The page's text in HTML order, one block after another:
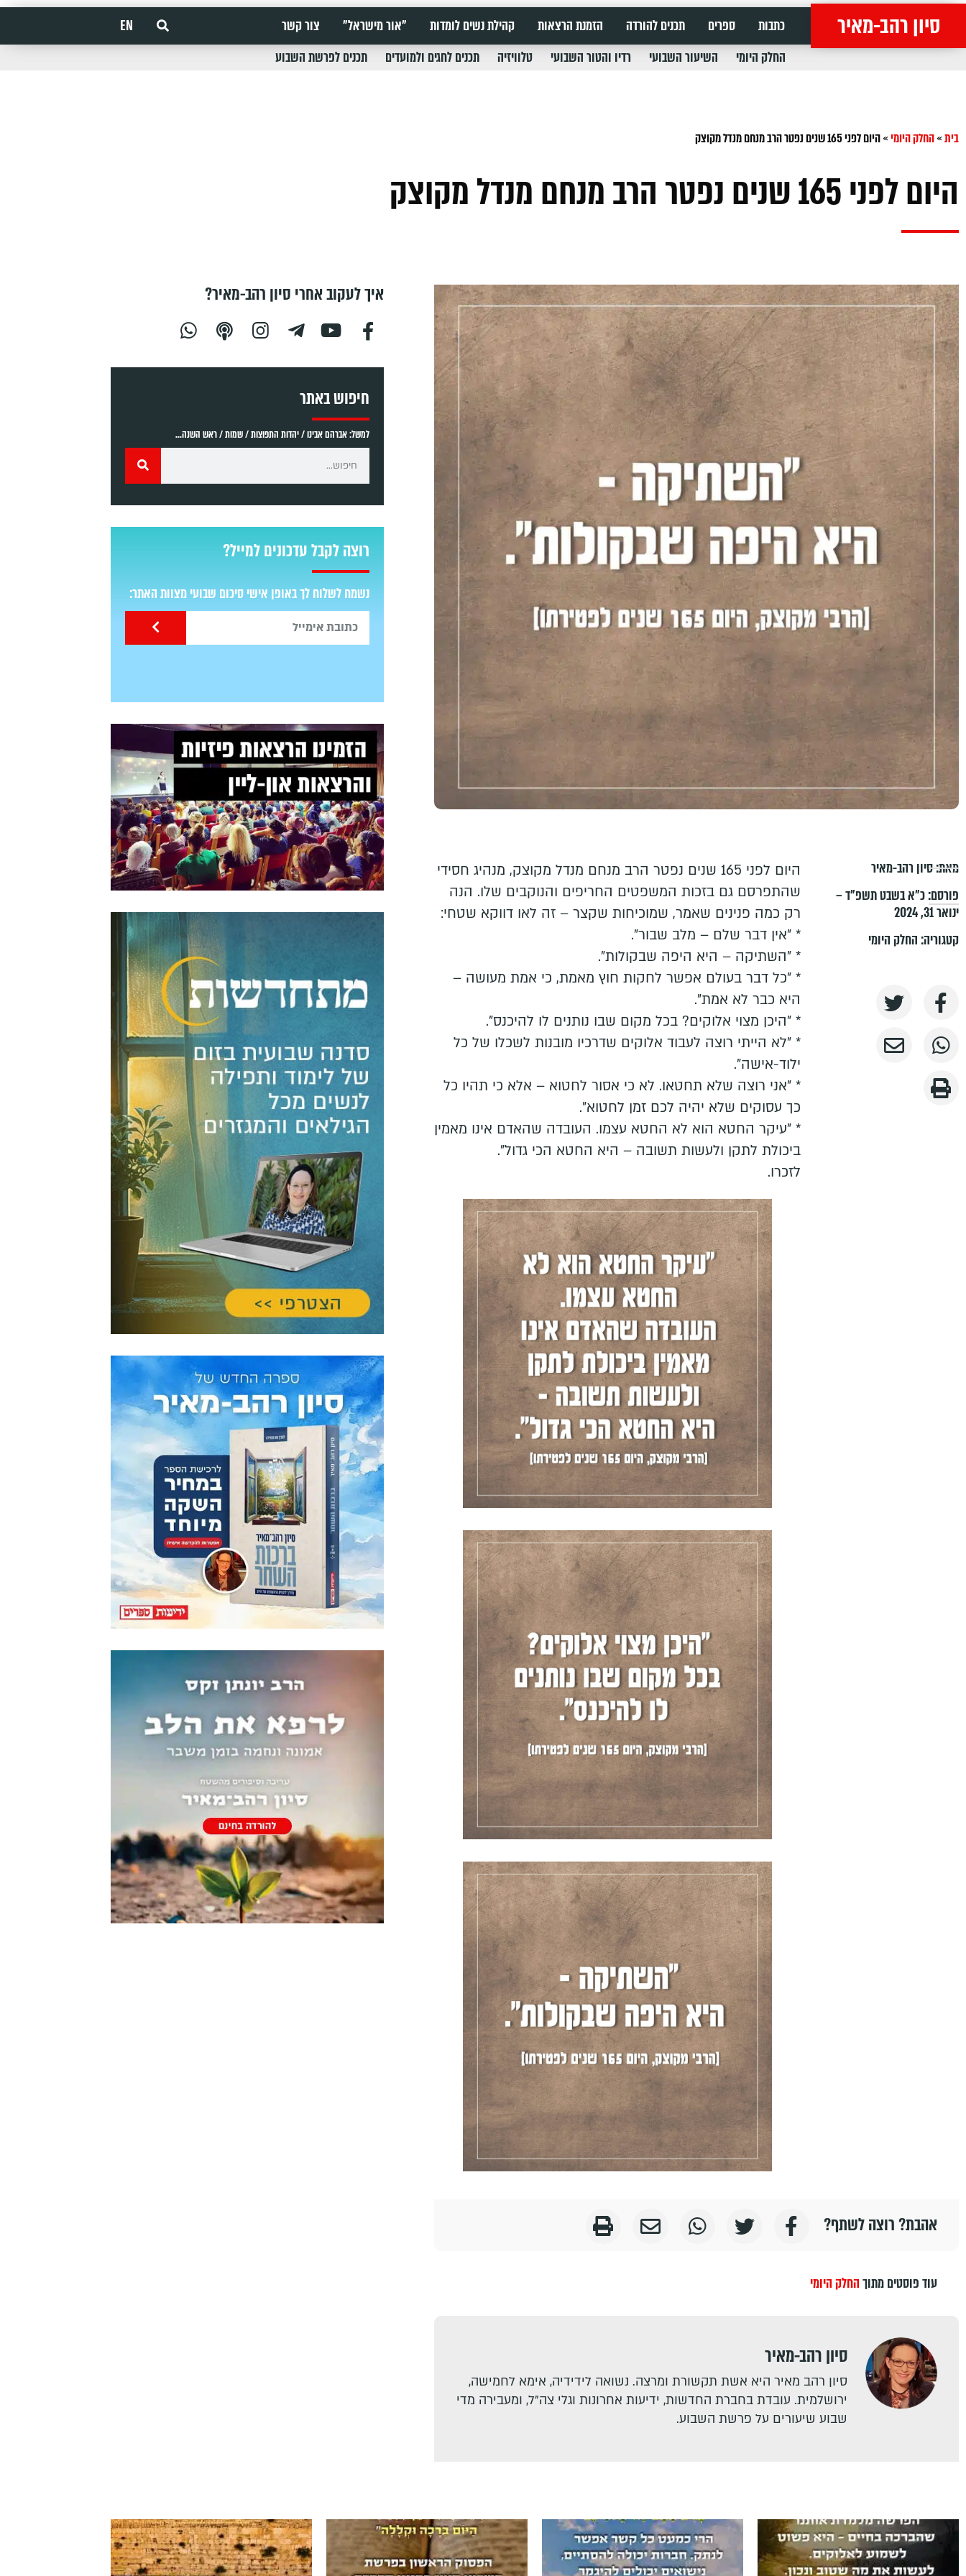
סיון רהב-מאיר כתבות ספרים תכנים להורדה הזמנת הרצאות קהילת נשים לומדות "אור מישראל" צור קשר
EN
החלק היומי
השיעור השבועי רדיו והטור השבועי טלוויזיה תכנים לחגים ולמועדים תכנים לפרשת השבוע
בית»החלק היומי»היום לפני 165 שנים נפטר הרב מנחם מנדל מקוצק
היום לפני 165 שנים נפטר הרב מנחם מנדל מקוצק
מאת:סיון רהב-מאיר
פורסם:כ״א בשבט תשפ״ד –
ינואר 31, 2024
קטגוריה:החלק היומי
היום לפני 165 שנים נפטר הרב מנחם מנדל מקוצק, מנהיג חסידי
שהתפרסם גם בזכות המשפטים החריפים והנוקבים שלו. הנה
רק כמה פנינים שאמר, שמוכיחות שקצר – זה לאו דווקא שטחי:
* "אין דבר שלם – מלב שבור".
* "השתיקה – היא היפה שבקולות".
* "כל דבר בעולם אפשר לחקות חוץ מאמת, כי אמת מעושה –
היא כבר לא אמת".
* "היכן מצוי אלוקים? בכל מקום שבו נותנים לו להיכנס".
* "לא הייתי רוצה לעבוד אלוקים שדרכיו מובנות לשכלו של כל
ילוד-אישה".
* "אני רוצה שלא תחטאו. לא כי אסור לחטוא – אלא כי תהיו כל
כך עסוקים שלא יהיה לכם זמן לחטוא".
* "עיקר החטא הוא לא החטא עצמו. העובדה שהאדם אינו מאמין
ביכולת לתקן ולעשות תשובה – היא החטא הכי גדול".
לזכרו.
אהבת? רוצה לשתף?
עוד פוסטים מתוךהחלק היומי
סיון רהב-מאיר
סיון רהב מאיר היא אשת תקשורת ומרצה. נשואה לידידיה, אימא לחמישה,
ירושלמית. עובדת בחברת החדשות, ידיעות אחרונות וגלי צה"ל, ומעבירה מדי
שבוע שיעורים על פרשת השבוע.
איך לעקוב אחרי סיון רהב-מאיר?
חיפוש באתר
למשל: אברהם אבינו / יהדות התפוצות / שמות / ראש השנה...
רוצה לקבל עדכונים למייל?
נשמח לשלוח לך באופן אישי סיכום שבועי מצוות האתר: